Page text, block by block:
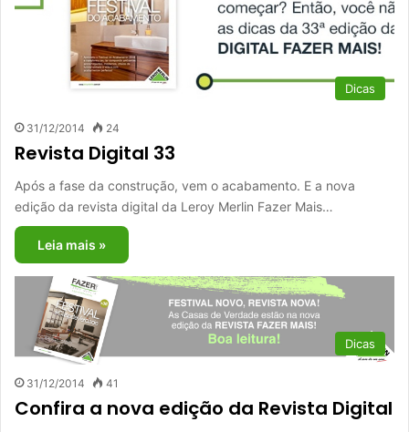
Dicas
31/12/2014 24
Revista Digital 33
Após a fase da construção, vem o acabamento. E a nova
edição da revista digital da Leroy Merlin Fazer Mais…
Leia mais »
Dicas
31/12/2014 41
Confira a nova edição da Revista Digital